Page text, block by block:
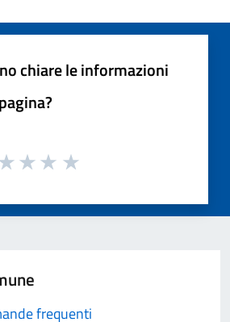
chiare le informazioni
frequenti